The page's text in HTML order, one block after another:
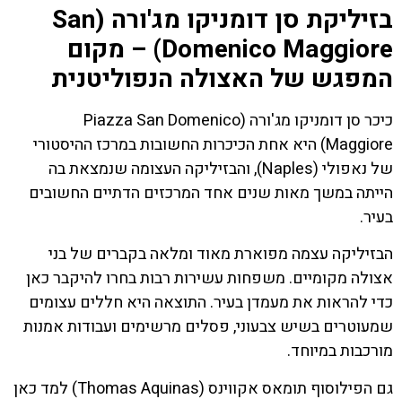
בזיליקת סן דומניקו מג'ורה (San
Domenico Maggiore) – מקום
המפגש של האצולה הנפוליטנית
כיכר סן דומניקו מג'ורה (Piazza San Domenico
Maggiore) היא אחת הכיכרות החשובות במרכז ההיסטורי
של נאפולי (Naples), והבזיליקה העצומה שנמצאת בה
הייתה במשך מאות שנים אחד המרכזים הדתיים החשובים
בעיר.
הבזיליקה עצמה מפוארת מאוד ומלאה בקברים של בני
אצולה מקומיים. משפחות עשירות רבות בחרו להיקבר כאן
כדי להראות את מעמדן בעיר. התוצאה היא חללים עצומים
שמעוטרים בשיש צבעוני, פסלים מרשימים ועבודות אמנות
מורכבות במיוחד.
גם הפילוסוף תומאס אקווינס (Thomas Aquinas) למד כאן